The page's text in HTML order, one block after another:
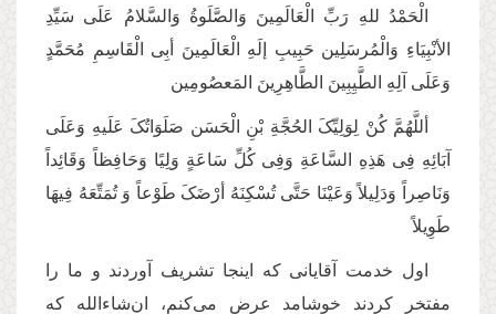
الْحَمْدُ للهِ رَبِّ الْعَالَمِینَ وَالصَّلَوةُ وَالسَّلامُ عَلَی سَیِّدِ
الأنْبِیَاءِ وَالْمُرسَلِین حَبِیبِ إلَهِ الْعَالَمِینَ أبِی الْقَاسِمِ مُحَمَّدٍ
وَعَلَی آلِهِ الطَّيِبِينَ الطَّاهِرِینَ المَعصُومِین
أللَّهُمَّ کُنْ لِوَلِیِّکَ الحُجَّةِ بْنِ الْحَسَن صَلَوَاتُکَ عَلَیهِ وَعَلَی
آبَائِهِ فِی هَذِهِ السَّاعَةِ وَفِی کُلِّ سَاعَةٍ‌ وَلِیًا وَحَافِظاً وَقَائِداً
وَنَاصِراً وَدَلِیلاً وَعَیْنَا حَتَّی تُسْکِنَهُ أرْضَکَ طَوْعاً وَ تُمَتِّعَهُ فِیهَا
طَوِیلاً
اول خدمت آقایانی که اینجا تشریف آوردند و ما را
مفتخر کردند خوشامد عرض می‌کنم، ان‌شاءالله که